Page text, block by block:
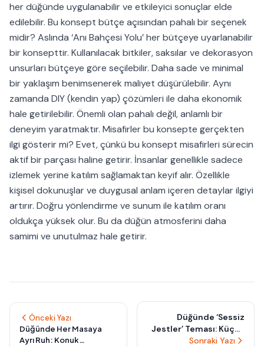
her düğünde uygulanabilir ve etkileyici sonuçlar elde
edilebilir. Bu konsept bütçe açısından pahalı bir seçenek
midir? Aslında ‘Anı Bahçesi Yolu’ her bütçeye uyarlanabilir
bir konsepttir. Kullanılacak bitkiler, saksılar ve dekorasyon
unsurları bütçeye göre seçilebilir. Daha sade ve minimal
bir yaklaşım benimsenerek maliyet düşürülebilir. Aynı
zamanda DIY (kendin yap) çözümleri ile daha ekonomik
hale getirilebilir. Önemli olan pahalı değil, anlamlı bir
deneyim yaratmaktır. Misafirler bu konsepte gerçekten
ilgi gösterir mi? Evet, çünkü bu konsept misafirleri sürecin
aktif bir parçası haline getirir. İnsanlar genellikle sadece
izlemek yerine katılım sağlamaktan keyif alır. Özellikle
kişisel dokunuşlar ve duygusal anlam içeren detaylar ilgiyi
artırır. Doğru yönlendirme ve sunum ile katılım oranı
oldukça yüksek olur. Bu da düğün atmosferini daha
samimi ve unutulmaz hale getirir.
Önceki Yazı
Düğünde Her Masaya
Ayrı Ruh: Konuk
Sonraki Yazı
Düğünde ‘Sessiz
Jestler’ Teması: Küçük
Hareketlerle Büyük